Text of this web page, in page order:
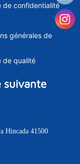
de confidentialité
générales de
de qualité
suivante
Hincada 41500